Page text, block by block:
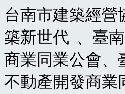
台南市建築經營
築新世代 、臺
商業同業公會、
不動產開發商業